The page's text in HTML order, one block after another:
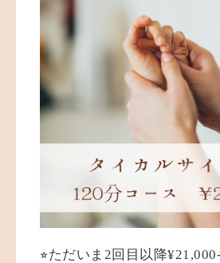
⭐︎ただいま2回目以降